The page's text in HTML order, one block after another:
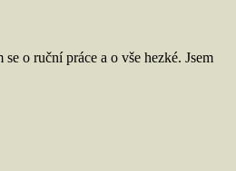
o ruční práce a o vše hezké. Jsem